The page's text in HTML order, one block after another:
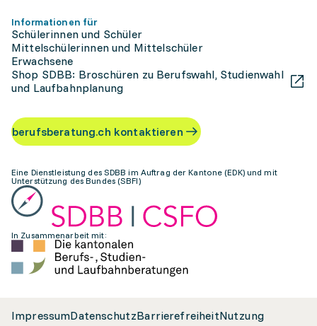
Informationen für
Schülerinnen und Schüler
Mittelschülerinnen und Mittelschüler
Erwachsene
Shop SDBB: Broschüren zu Berufswahl, Studienwahl
und Laufbahnplanung
berufsberatung.ch kontaktieren
Eine Dienstleistung des SDBB im Auftrag der Kantone (EDK) und mit
Unterstützung des Bundes (SBFI)
In Zusammenarbeit mit:
ImpressumDatenschutzBarrierefreiheitNutzung